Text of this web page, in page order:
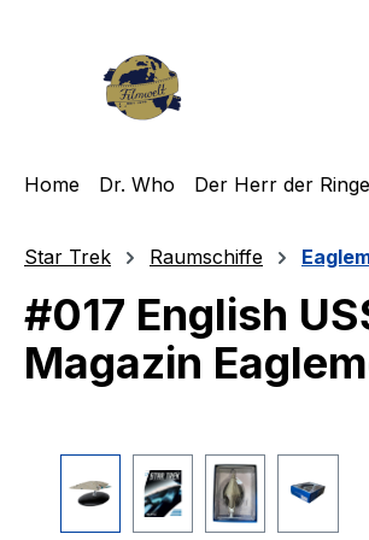
Home Dr. Who Der Herr der Ringe
Star Trek Raumschiffe
#017 English
Magazin